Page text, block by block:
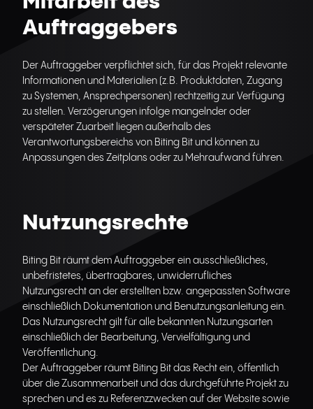
Auftraggebers
Der Auftraggeber verpflichtet sich, für das Projekt relevante
Informationen und Materialien (z.B. Produktdaten, Zugang
zu Systemen, Ansprechpersonen) rechtzeitig zur Verfügung
zu stellen. Verzögerungen infolge mangelnder oder
verspäteter Zuarbeit liegen außerhalb des
Verantwortungsbereichs von Biting Bit und können zu
Anpassungen des Zeitplans oder zu Mehraufwand führen.
Nutzungsrechte
Biting Bit räumt dem Auftraggeber ein ausschließliches,
unbefristetes, übertragbares, unwiderrufliches
Nutzungsrecht an der erstellten bzw. angepassten Software
einschließlich Dokumentation und Benutzungsanleitung ein.
Das Nutzungsrecht gilt für alle bekannten Nutzungsarten
einschließlich der Bearbeitung, Vervielfältigung und
Veröffentlichung.
Der Auftraggeber räumt Biting Bit das Recht ein, öffentlich
über die Zusammenarbeit und das durchgeführte Projekt zu
sprechen und es zu Referenzzwecken auf der Website sowie